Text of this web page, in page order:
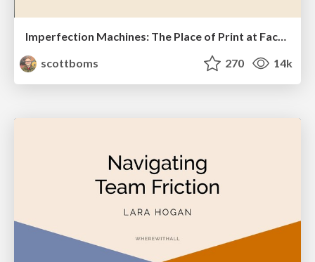
Imperfection Machines: The Place of Print at Facebook
scottboms
270 14k